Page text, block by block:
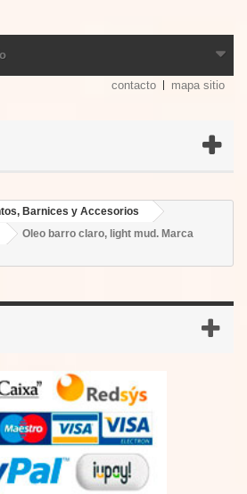
contacto mapa sitio
Barnices y Accesorios
Oleo barro claro, light mud. Marca